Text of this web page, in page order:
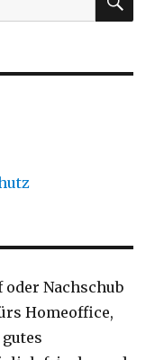
oder Nachschub
Homeoffice,